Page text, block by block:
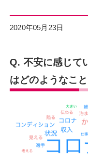
2020年05月23日
Q. 不安に感じて
はどのようなこ